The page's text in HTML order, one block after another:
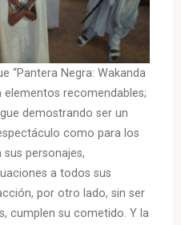
“Pantera Negra: Wakanda
recomendables;
demostrando ser un
como para los
personajes,
a todos sus
por otro lado, sin ser
cumplen su cometido. Y la